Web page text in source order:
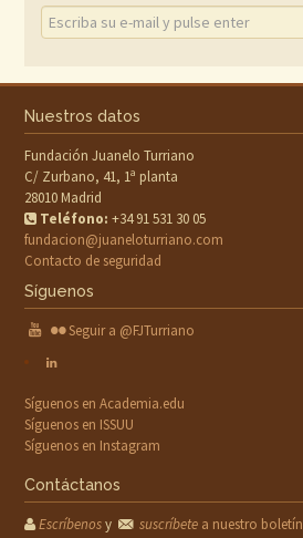
Nuestros datos
Fundación Juanelo Turriano
C/ Zurbano, 41, 1ª planta
28010 Madrid
Teléfono: +34 91 531 30 05
fundacion@juaneloturriano.com
Contacto de seguridad
Síguenos
Seguir a @FJTurriano
Síguenos en Academia.edu
Síguenos en ISSUU
Síguenos en Instagram
Contáctanos
Escríbenosy suscríbetea nuestro boletín